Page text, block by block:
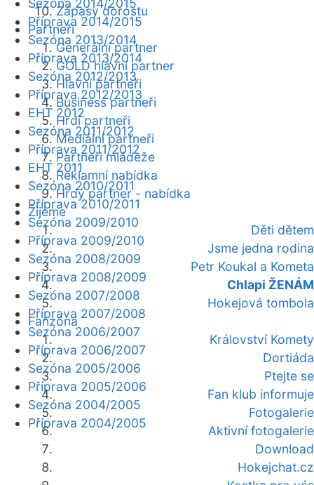
Zápasy dorostu
Partneři
Generální partner
GOLD hlavní partner
Hlavní partneři
Business partneři
Hrdí partneři
Mediální partneři
Partneři mládeže
Reklamní nabídka
Hrdý partner - nabídka
Žijeme
Děti dětem
Jsme jedna rodina
Petr Koukal a Kometa
Chlapi ŽENÁM
Hokejová tombola
Fanzóna
Království Komety
Dortiáda
Ptejte se
Fan klub informuje
Fotogalerie
Aktivní fotogalerie
Download
Hokejchat.cz
Sezóna 2014/2015
Příprava 2014/2015
Sezóna 2013/2014
Příprava 2013/2014
Sezóna 2012/2013
Příprava 2012/2013
EHT 2012
Sezóna 2011/2012
Příprava 2011/2012
EHT 2011
Sezóna 2010/2011
Příprava 2010/2011
Sezóna 2009/2010
Příprava 2009/2010
Sezóna 2008/2009
Příprava 2008/2009
Sezóna 2007/2008
Příprava 2007/2008
Sezóna 2006/2007
Příprava 2006/2007
Sezóna 2005/2006
Příprava 2005/2006
Sezóna 2004/2005
Příprava 2004/2005